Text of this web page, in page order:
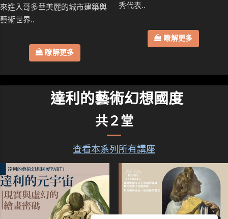
來進入哥多華美麗的城市建築與
藝術世界..
瞭解更多
秀代表..
瞭解更多
達利的藝術幻想國度
共２堂
查看本系列所有講座